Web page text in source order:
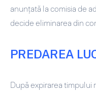
anunţată la comisia de
decide eliminarea din
PREDAREA
După expirarea timpului